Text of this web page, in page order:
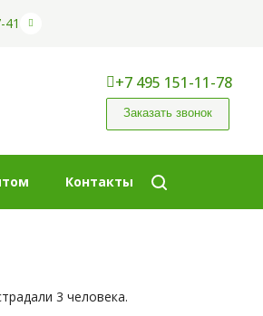
41
+7 495 151-11-78
Заказать звонок
Контакты
3 человека.